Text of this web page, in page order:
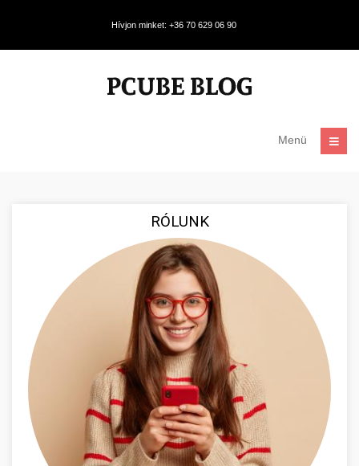
Hívjon minket: +36 70 629 06 90
Menü
RÓLUNK